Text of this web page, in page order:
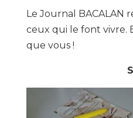
Le Journal BACALAN
ceux qui le font vivre.
que vous !